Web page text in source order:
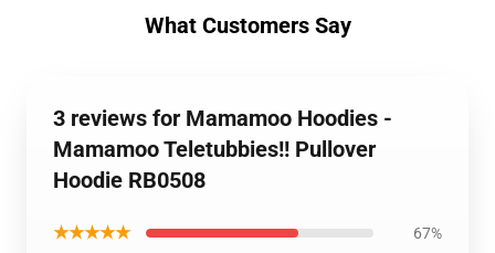
What Customers Say
3 reviews for Mamamoo Hoodies -
Mamamoo Teletubbies!! Pullover
Hoodie RB0508
★★★★★ 67%